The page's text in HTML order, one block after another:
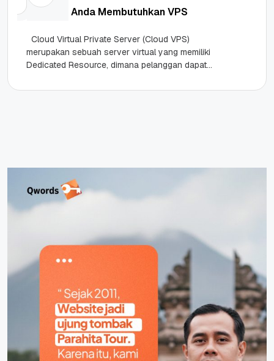
4 Alasan Anda Membutuhkan VPS
Cloud Virtual Private Server (Cloud VPS)
merupakan sebuah server virtual yang memiliki
Dedicated Resource, dimana pelanggan dapat
(tidak...